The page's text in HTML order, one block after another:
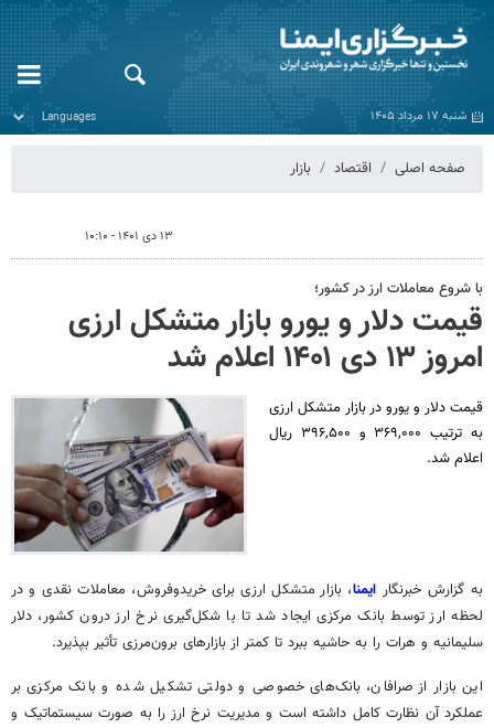
شنبه ۱۷ مرداد ۱۴۰۵
صفحه اصلی اقتصاد بازار
۱۳ دی ۱۴۰۱ - ۱۰:۱۰
با شروع معاملات ارز در کشور؛
قیمت دلار و یورو بازار متشکل ارزی
امروز ۱۳ دی ۱۴۰۱ اعلام شد
قیمت دلار و یورو در بازار متشکل ارزی
به ترتیب ۳۶۹,۰۰۰ و ۳۹۶,۵۰۰ ریال
اعلام شد.
به گزارش خبرنگار ایمنا، بازار متشکل ارزی برای خریدوفروش، معاملات نقدی و در
لحظه ارز توسط بانک مرکزی ایجاد شد تا با شکل‌گیری نرخ ارز درون کشور، دلار
سلیمانیه و هرات را به حاشیه ببرد تا کمتر از بازارهای برون‌مرزی تأثیر بپذیرد.
این بازار از صرافان، بانک‌های خصوصی و دولتی تشکیل شده و بانک مرکزی بر
عملکرد آن نظارت کامل داشته است و مدیریت نرخ ارز را به صورت سیستماتیک و